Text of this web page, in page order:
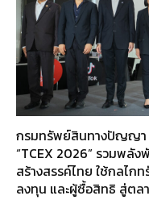
กรมทรัพย์สินทางปัญญา
“TCEX 2026” รวมพลั
สร้างสรรค์ไทย ใช้กลไ
ลงทุน และผู้ซื้อสิทธิ สู่ตล